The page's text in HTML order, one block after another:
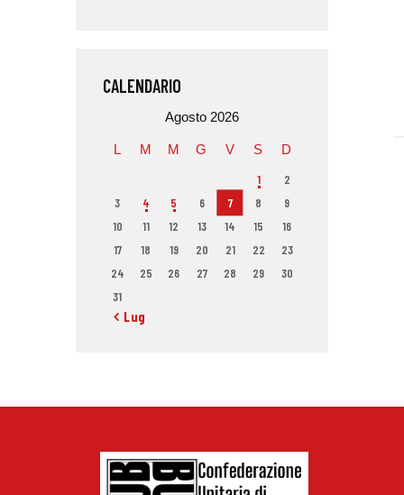
CALENDARIO
Agosto 2026
L M M G V S D
1
2
3
4 5 6 7 8
9
10
11 12 13 14 15
16
17
18 19 20 21 22
23
24
25 26 27 28 29
30
31
« Lug